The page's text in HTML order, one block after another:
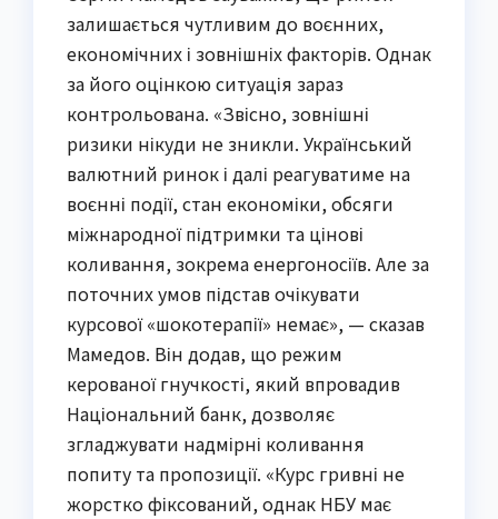
залишається чутливим до воєнних,
економічних і зовнішніх факторів. Однак
за його оцінкою ситуація зараз
контрольована. «Звісно, зовнішні
ризики нікуди не зникли. Український
валютний ринок і далі реагуватиме на
воєнні події, стан економіки, обсяги
міжнародної підтримки та цінові
коливання, зокрема енергоносіїв. Але за
поточних умов підстав очікувати
курсової «шокотерапії» немає», — сказав
Мамедов. Він додав, що режим
керованої гнучкості, який впровадив
Національний банк, дозволяє
згладжувати надмірні коливання
попиту та пропозиції. «Курс гривні не
жорстко фіксований, однак НБУ має